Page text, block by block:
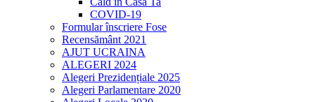
COVID-19
Formular înscriere Fose
Recensământ 2021
AJUT UCRAINA
ALEGERI 2024
Alegeri Prezidențiale 2025
Alegeri Parlamentare 2020